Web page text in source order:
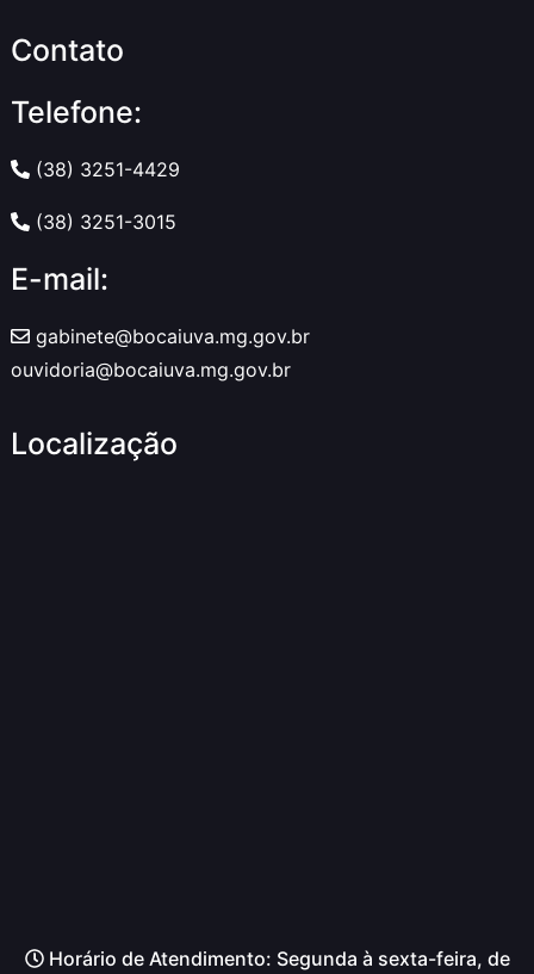
Contato
Telefone:
(38) 3251-4429
(38) 3251-3015
E-mail:
gabinete@bocaiuva.mg.gov.br
ouvidoria@bocaiuva.mg.gov.br
Localização
Horário de Atendimento: Segunda à sexta-feira, de